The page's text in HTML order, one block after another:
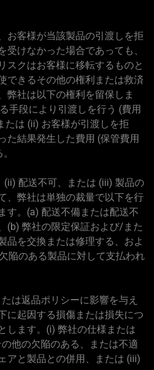
お客様が当該製品の引渡しを拒
受けなかった場合であっても、
スクはお客様に移転するものと
できるその他の権利または救済
弊社は以下の権利を留保しま
手段により引渡しを行う (費用
たは (ii) お客様が引渡しを拒
た結果発生した費用 (保管費用
(ii) 配送不可、または (iii) 製品の
、弊社は単独の裁量で以下を行
す。(a) 配送不備または配送不
(b) 弊社の限定保証および/また
品を交換または修理する、およ
陥のある製品に対して支払われ
は返品ポリシーに影響を与え
に起因する損傷または損失につ
します。(i) 弊社の仕様または
他の欠陥のある、または不適
アと製品との併用、または (iii)